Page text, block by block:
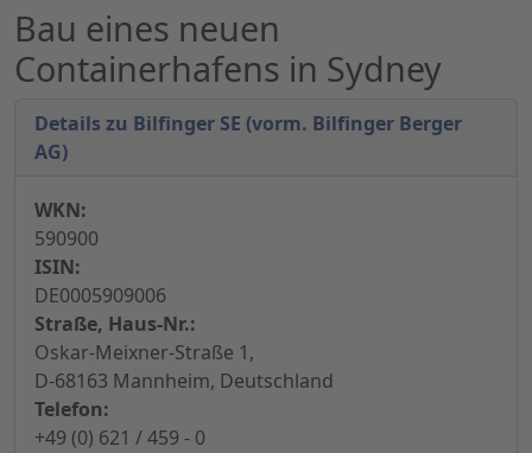
Bau eines neuen
Containerhafens in Sydney
Details zu Bilfinger SE (vorm. Bilfinger Berger
AG)
WKN:
590900
ISIN:
DE0005909006
Straße, Haus-Nr.:
Oskar-Meixner-Straße 1,
D-68163 Mannheim, Deutschland
Telefon:
+49 (0) 621 / 459 - 0